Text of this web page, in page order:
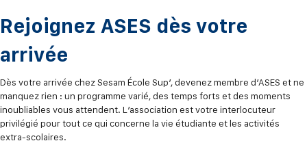
Rejoignez ASES dès votre
arrivée
Dès votre arrivée chez Sesam École Sup’, devenez membre d’ASES et ne
manquez rien : un programme varié, des temps forts et des moments
inoubliables vous attendent. L’association est votre interlocuteur
privilégié pour tout ce qui concerne la vie étudiante et les activités
extra-scolaires.